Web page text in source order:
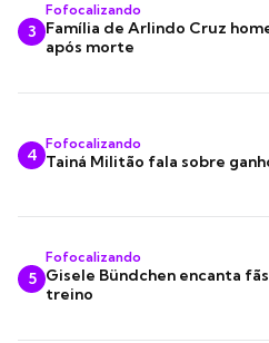
3
Fofocalizando
Família de Arlindo Cruz
após morte
4
Fofocalizando
Tainá Militão fala sobre
5
Fofocalizando
Gisele Bündchen encanta
treino